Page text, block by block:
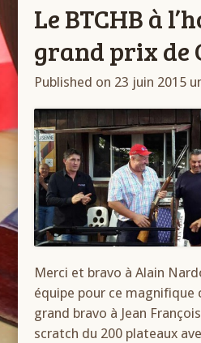
Le BTCHB à
grand prix de
Published on 23 juin 2015
Merci et bravo à Alain
équipe pour ce magnifique
grand bravo à Jean
scratch du 200 plateaux